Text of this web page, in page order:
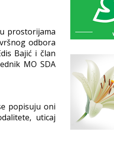
prostorijama
odbora
Bajić i član
MO SDA
popisuju oni
uticaj